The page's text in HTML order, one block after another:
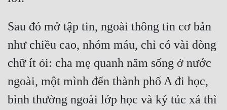
Sau đó mở tập tin, ngoài thông tin cơ bản
như chiều cao, nhóm máu, chỉ có vài dòng
chữ ít ỏi: cha mẹ quanh năm sống ở nước
ngoài, một mình đến thành phố A đi học,
bình thường ngoài lớp học và ký túc xá thì